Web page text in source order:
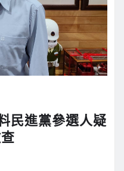
民進黨參選人疑